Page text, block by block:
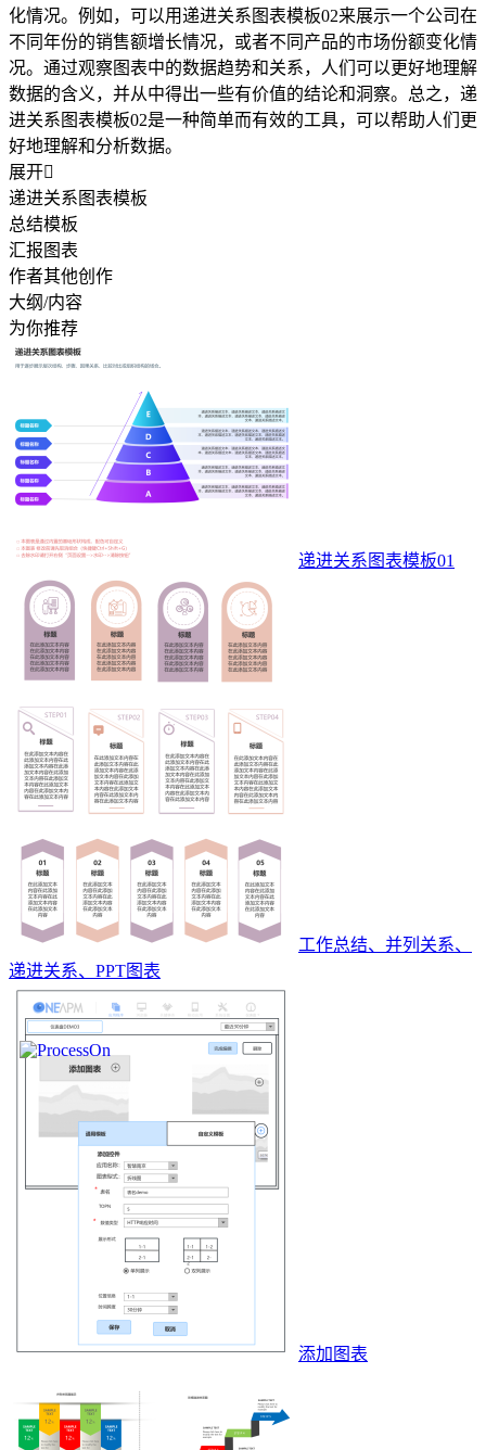
化情况。例如，可以用递进关系图表模板02来展示一个公司在
不同年份的销售额增长情况，或者不同产品的市场份额变化情
况。通过观察图表中的数据趋势和关系，人们可以更好地理解
数据的含义，并从中得出一些有价值的结论和洞察。总之，递
进关系图表模板02是一种简单而有效的工具，可以帮助人们更
好地理解和分析数据。
展开
递进关系图表模板
总结模板
汇报图表
作者其他创作
大纲/内容
为你推荐
递进关系图表模板01
工作总结、并列关系、
递进关系、PPT图表
添加图表